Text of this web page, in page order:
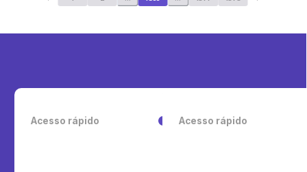
Acesso rápido Acesso rápido